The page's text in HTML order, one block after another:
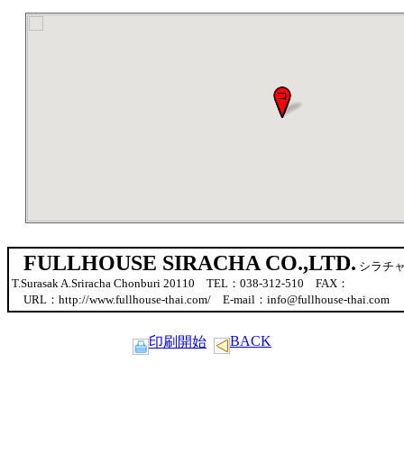
FULLHOUSE SIRACHA CO.,LTD. シラチ
T.Surasak A.Sriracha Chonburi 20110 TEL：038-312-510 FAX：
URL：http://www.fullhouse-thai.com/ E-mail：info@fullhouse-thai.com
印刷開始 BACK